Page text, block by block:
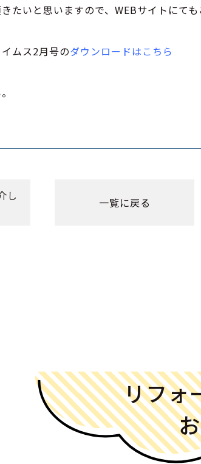
たいと思いますので、WEBサイトにても
ムス2月号のダウンロードはこちら
し
一覧に戻る
リフォ